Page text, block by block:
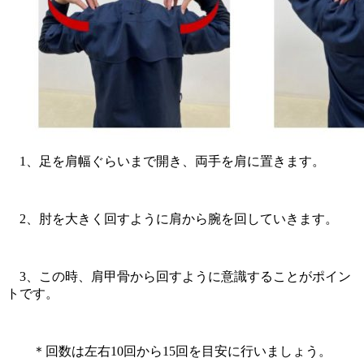
1、足を肩幅ぐらいまで開き、両手を肩に置きます。
2、肘を大きく回すように肩から腕を回していきます。
3、この時、肩甲骨から回すように意識することがポイン
トです。
＊回数は左右10回から15回を目安に行いましょう。